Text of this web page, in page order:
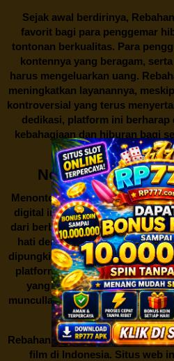
Sejak awal berdirinya,
favorit bagi para penggemar
tontonan berkualitas. Para
kontennya yang beragam,
harus mengeluarkan uang.
meningkatkan layanannya,
kontroversial yang terus
dedikasi, platform ini berharap
kebahagiaan dan hiburan bagi
film dan serial TV
Nonton Film
Menonton film merupakan salah
digital ini. Banyak orang gemar
dari berbagai genre untuk
hati dengan kisah yang
dipungkiri bahwa akses untuk
platform resmi seringkali
yang tidak semua orang
muncullah sebuah alternatif
yaitu
Rebahan21menjadi bualan
film di Indonesia. Situs web